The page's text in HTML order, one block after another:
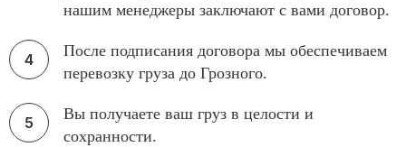
нашим менеджеры заключают с вами договор.
После подписания договора мы обеспечиваем
перевозку груза до Грозного.
Вы получаете ваш груз в целости и
сохранности.